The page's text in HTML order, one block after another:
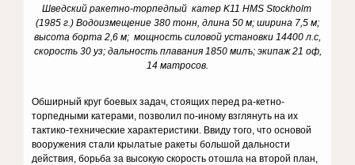
Шведский ракетно-торпедпый катер K11 HMS Stockholm
(1985 г.) Водоизмещение 380 тонн, длина 50 м; ширина 7,5 м;
высота борта 2,6 м; мощность силовой установки 14400 л.с,
скорость 30 уз; дальность плавания 1850 милъ; экипаж 21 оф,
14 матросов.
Обширный круг боевых задач, стоящих перед ра-кетно-
торпедными катерами, позволил по-иному взглянуть на их
тактико-технические характеристики. Ввиду того, что основой
вооружения стали крылатые ракеты большой дальности
действия, борьба за высокую скорость отошла на второй план,